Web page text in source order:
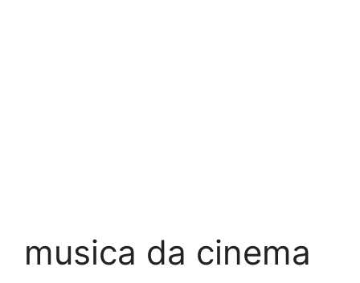
musica da cinema